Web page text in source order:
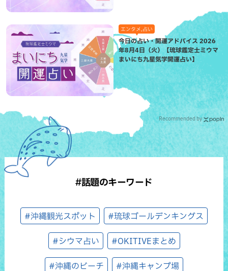
エンタメ,占い
今日の占い・開運アドバイス 2026
年8月4日（火）【琉球鑑定士ミウマ
まいにち九星気学開運占い】
Recommended by
#話題のキーワード
#沖縄観光スポット #琉球ゴールデンキングス
#シウマ占い #OKITIVEまとめ
#沖縄のビーチ #沖縄キャンプ場